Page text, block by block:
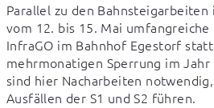
Parallel zu den
vom 12. bis 15. Mai
InfraGO im Bahnhof Egestorf
mehrmonatigen Sperrung im
sind hier Nacharbeiten
Ausfällen der S1 und S2 führen.